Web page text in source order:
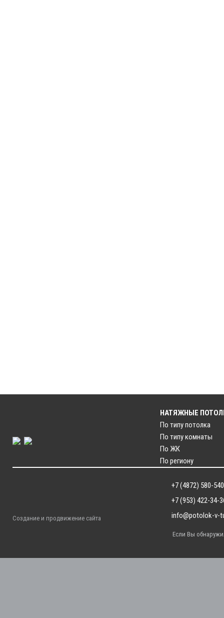
НАТЯЖНЫЕ
По типу потолка
По типу комнаты
По ЖК
По региону
Создание и продвижение сайта
+7 (4872) 580-540
+7 (953) 422-34-
info@potolok-v-
Если Вы